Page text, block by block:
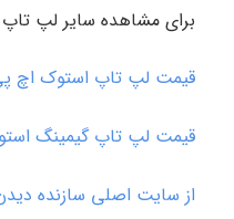
برای مشاهده سایر لپ
قیمت لپ تاپ استوک اچ
قیمت لپ تاپ گیمینگ
از سایت اصلی سازنده